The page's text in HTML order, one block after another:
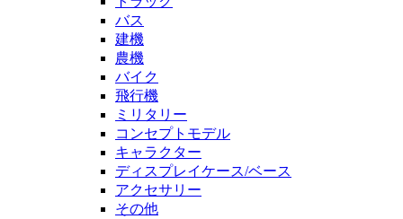
バス
建機
農機
バイク
飛行機
ミリタリー
コンセプトモデル
キャラクター
ディスプレイケース/ベース
アクセサリー
その他